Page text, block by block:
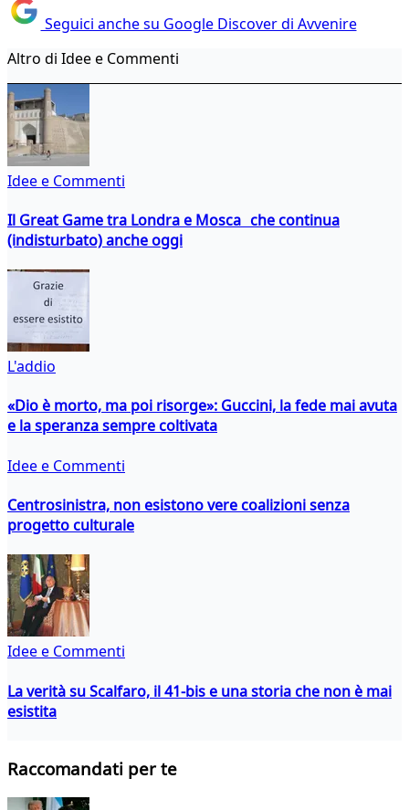
Seguici anche su Google Discover di Avvenire
Altro di Idee e Commenti
Idee e Commenti
Il Great Game tra Londra e Mosca che continua
(indisturbato) anche oggi
L'addio
«Dio è morto, ma poi risorge»: Guccini, la fede mai avuta
e la speranza sempre coltivata
Idee e Commenti
Centrosinistra, non esistono vere coalizioni senza
progetto culturale
Idee e Commenti
La verità su Scalfaro, il 41-bis e una storia che non è mai
esistita
Raccomandati per te